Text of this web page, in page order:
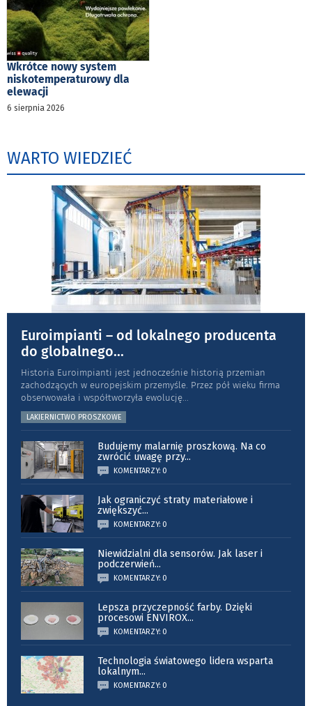
Wkrótce nowy system
niskotemperaturowy dla
elewacji
6 sierpnia 2026
WARTO WIEDZIEĆ
Euroimpianti – od lokalnego producenta
do globalnego...
Historia Euroimpianti jest jednocześnie historią przemian
zachodzących w europejskim przemyśle. Przez pół wieku firma
obserwowała i współtworzyła ewolucję
LAKIERNICTWO PROSZKOWE
Budujemy malarnię proszkową. Na co
zwrócić uwagę przy...
KOMENTARZY: 0
Jak ograniczyć straty materiałowe i
zwiększyć...
KOMENTARZY: 0
Niewidzialni dla sensorów. Jak laser i
podczerwień...
KOMENTARZY: 0
Lepsza przyczepność farby. Dzięki
procesowi ENVIROX...
KOMENTARZY: 0
Technologia światowego lidera wsparta
lokalnym...
KOMENTARZY: 0